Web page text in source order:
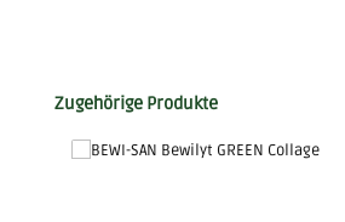
Produktgalerie überspringen
Zugehörige Produkte